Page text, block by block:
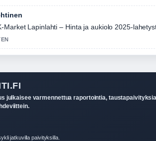
Market Lapinlahti – Hinta ja aukiolo 2025-
julkaisee varmennettua raportointia,
jatkuvilla paivityksilla.